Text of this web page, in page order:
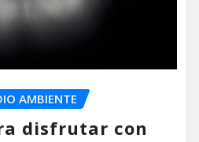
AMBIENTE
disfrutar con